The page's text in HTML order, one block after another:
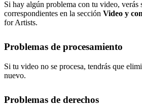
Si hay algún problema con tu video, verás
correspondientes en la sección Video y
for Artists.
Problemas de procesamiento
Si tu video no se procesa, tendrás que
nuevo.
Problemas de derechos